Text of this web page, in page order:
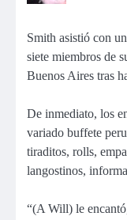
Smith asistió con
siete miembros de
Buenos Aires tras
De inmediato, los
variado buffete
tiraditos, rolls,
langostinos,
“(A Will) le